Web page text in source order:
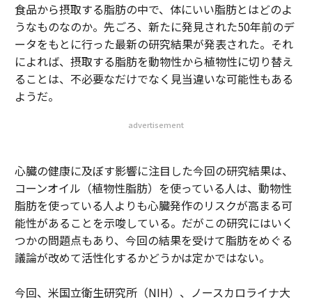
食品から摂取する脂肪の中で、体にいい脂肪とはどのよ
うなものなのか。先ごろ、新たに発見された50年前のデ
ータをもとに行った最新の研究結果が発表された。それ
によれば、摂取する脂肪を動物性から植物性に切り替え
ることは、不必要なだけでなく見当違いな可能性もある
ようだ。
advertisement
心臓の健康に及ぼす影響に注目した今回の研究結果は、
コーンオイル（植物性脂肪）を使っている人は、動物性
脂肪を使っている人よりも心臓発作のリスクが高まる可
能性があることを示唆している。だがこの研究にはいく
つかの問題点もあり、今回の結果を受けて脂肪をめぐる
議論が改めて活性化するかどうかは定かではない。
今回、米国立衛生研究所（NIH）、ノースカロライナ大